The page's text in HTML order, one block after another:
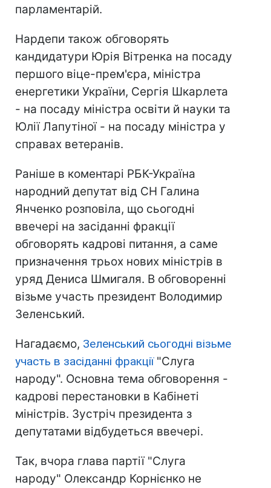
парламентарій.
Нардепи також обговорять
кандидатури Юрія Вітренка на посаду
першого віце-прем'єра, міністра
енергетики України, Сергія Шкарлета
- на посаду міністра освіти й науки та
Юлії Лапутіної - на посаду міністра у
справах ветеранів.
Раніше в коментарі РБК-Україна
народний депутат від СН Галина
Янченко розповіла, що сьогодні
ввечері на засіданні фракції
обговорять кадрові питання, а саме
призначення трьох нових міністрів в
уряд Дениса Шмигаля. В обговоренні
візьме участь президент Володимир
Зеленський.
Нагадаємо, Зеленський сьогодні візьме
участь в засіданні фракції"Слуга
народу". Основна тема обговорення -
кадрові перестановки в Кабінеті
міністрів. Зустріч президента з
депутатами відбудеться ввечері.
Так, вчора глава партії "Слуга
народу" Олександр Корнієнко не